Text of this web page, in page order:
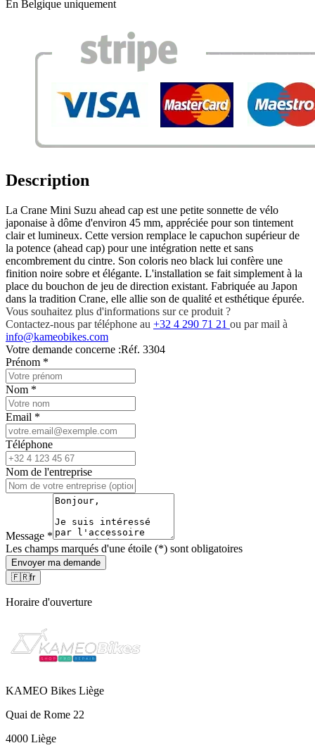
En Belgique uniquement
Description
La Crane Mini Suzu ahead cap est une petite sonnette de vélo
japonaise à dôme d'environ 45 mm, appréciée pour son tintement
clair et lumineux. Cette version remplace le capuchon supérieur de
la potence (ahead cap) pour une intégration nette et sans
encombrement du cintre. Son coloris neo black lui confère une
finition noire sobre et élégante. L'installation se fait simplement à la
place du bouchon de jeu de direction existant. Fabriquée au Japon
dans la tradition Crane, elle allie son de qualité et esthétique épurée.
Vous souhaitez plus d'informations sur ce produit ?
Contactez-nous par téléphone au +32 4 290 71 21 ou par mail à
info@kameobikes.com
Votre demande concerne :Réf. 3304
Prénom *
Nom *
Email *
Téléphone
Nom de l'entreprise
Message *
Les champs marqués d'une étoile (*) sont obligatoires
Envoyer ma demande
🇫🇷fr
Horaire d'ouverture
KAMEO Bikes Liège
Quai de Rome 22
4000 Liège